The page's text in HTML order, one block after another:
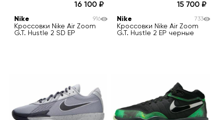
16 100
Nike
Кроссовки Nike Air Zoom
G.T. Hustle 2 SD EP
916
15 700
Nike
Кроссовки Nike Air Zoom
G.T. Hustle 2 EP черные
733